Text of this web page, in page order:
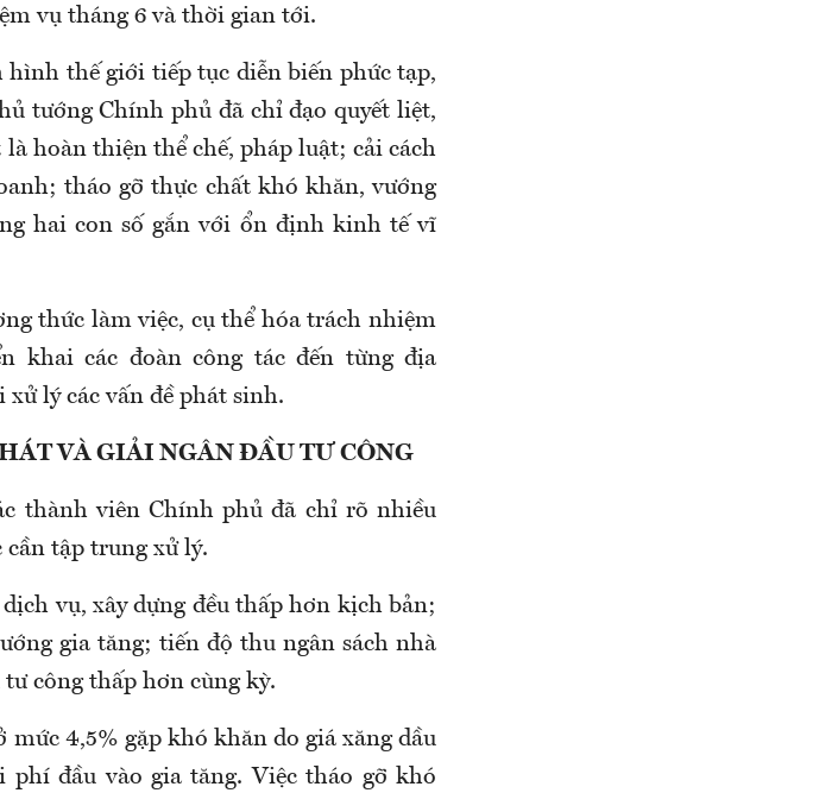
vụ tháng 6 và thời gian tới.
thế giới tiếp tục diễn biến phức tạp,
tướng Chính phủ đã chỉ đạo quyết liệt,
hoàn thiện thể chế, pháp luật; cải cách
tháo gỡ thực chất khó khăn, vướng
hai con số gắn với ổn định kinh tế vĩ
thức làm việc, cụ thể hóa trách nhiệm
khai các đoàn công tác đến từng địa
lý các vấn đề phát sinh.
VÀ GIẢI NGÂN ĐẦU TƯ CÔNG
thành viên Chính phủ đã chỉ rõ nhiều
tập trung xử lý.
vụ, xây dựng đều thấp hơn kịch bản;
gia tăng; tiến độ thu ngân sách nhà
công thấp hơn cùng kỳ.
4,5% gặp khó khăn do giá xăng dầu
đầu vào gia tăng. Việc tháo gỡ khó